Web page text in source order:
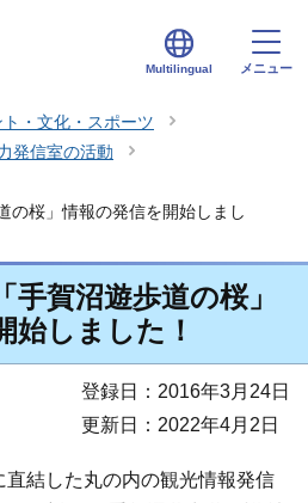
Multilingual メニュー
ト・文化・スポーツ
発信室の活動
の桜」情報の発信を開始しまし
手賀沼遊歩道の桜」
始しました！
登録日：2016年3月24日
更新日：2022年4月2日
結した丸の内の観光情報発信